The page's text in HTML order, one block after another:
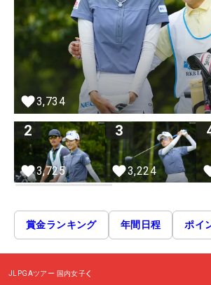
3,734
2
3,725
3
3,224
賞金ランキング 年間日程 ポイ
JLPGAツアー 国内女子